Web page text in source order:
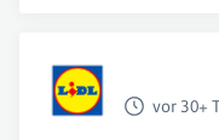
vor 30+